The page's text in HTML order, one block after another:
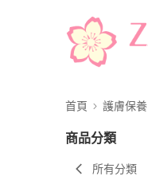
首頁 護膚保養
商品分類
所有分類